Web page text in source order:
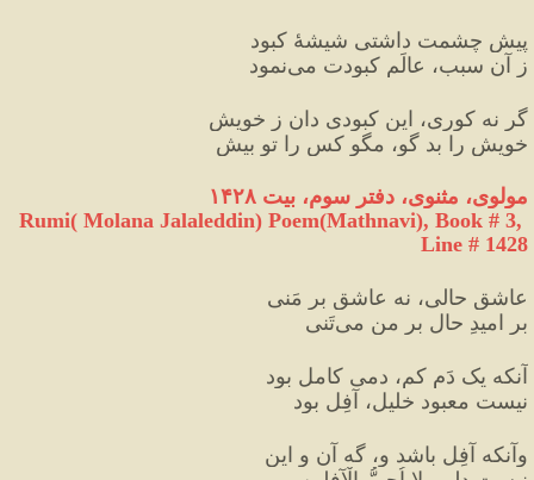
پیشِ چشمت داشتی شیشهٔ کبود
ز آن سبب، عالَم کبودت می‌نمود
گر نه کوری، این کبودی دان ز خویش
خویش را بد گو، مگو کس را تو بیش
مولوی، مثنوی، دفتر سوم، بیت ۱۴۲۸
Rumi( Molana Jalaleddin) Poem(Mathnavi), Book # 3,
Line # 1428
عاشقِ حالی، نه عاشق بر مَنی
بر امیدِ حال بر من می‌تَنی
آنکه یک دَم کم، دمی کامل بود
نیست معبود خلیل، آفِل بود
وآنکه آفِل باشد و، گه آن و این